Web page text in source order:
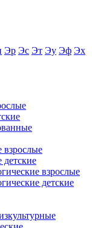
Эр Эс Эт Эу Эф Эх
взрослые
взрослые
детские